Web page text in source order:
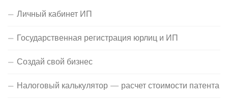
Личный кабинет ИП
Государственная регистрация юрлиц и ИП
Создай свой бизнес
Налоговый калькулятор — расчет стоимости патента